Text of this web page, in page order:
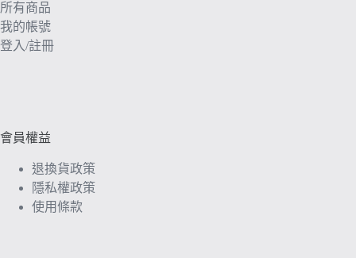
所有商品
我的帳號
登入/註冊
會員權益
退換貨政策
隱私權政策
使用條款